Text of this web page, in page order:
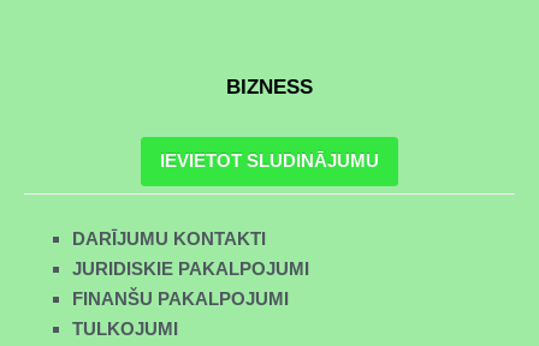
BIZNESS
IEVIETOT SLUDINĀJUMU
DARĪJUMU KONTAKTI
JURIDISKIE PAKALPOJUMI
FINANŠU PAKALPOJUMI
TULKOJUMI